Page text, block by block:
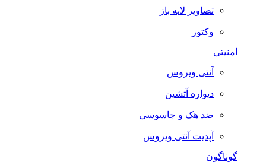
تصاویر لایه باز
وکتور
امنیتی
آنتی ویروس
دیواره آتشین
ضد هک و جاسوسی
آپدیت آنتی ویروس
گوناگون